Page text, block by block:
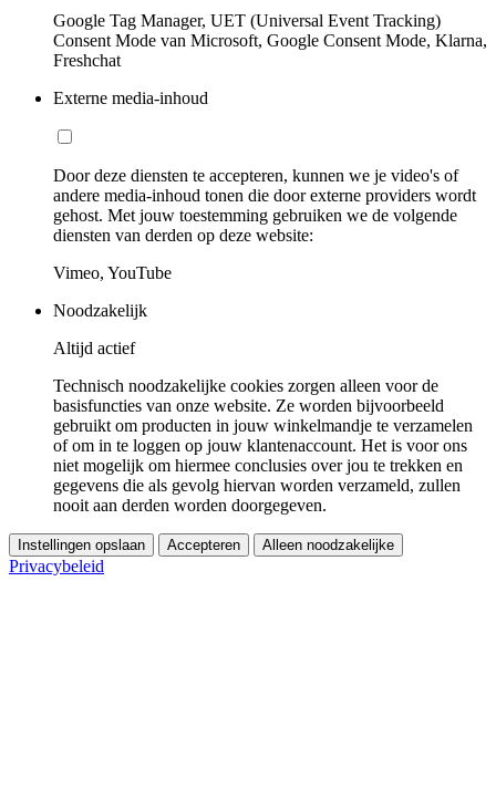
Google Tag Manager, UET (Universal Event Tracking)
Consent Mode van Microsoft, Google Consent Mode, Klarna,
Freshchat
Externe media-inhoud
Door deze diensten te accepteren, kunnen we je video's of
andere media-inhoud tonen die door externe providers wordt
gehost. Met jouw toestemming gebruiken we de volgende
diensten van derden op deze website:
Vimeo, YouTube
Noodzakelijk
Altijd actief
Technisch noodzakelijke cookies zorgen alleen voor de
basisfuncties van onze website. Ze worden bijvoorbeeld
gebruikt om producten in jouw winkelmandje te verzamelen
of om in te loggen op jouw klantenaccount. Het is voor ons
niet mogelijk om hiermee conclusies over jou te trekken en
gegevens die als gevolg hiervan worden verzameld, zullen
nooit aan derden worden doorgegeven.
Instellingen opslaan Accepteren Alleen noodzakelijke
Privacybeleid